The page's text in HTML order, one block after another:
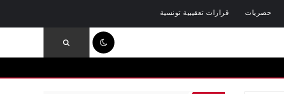
حصريات قرارات تعقيبية تونسية